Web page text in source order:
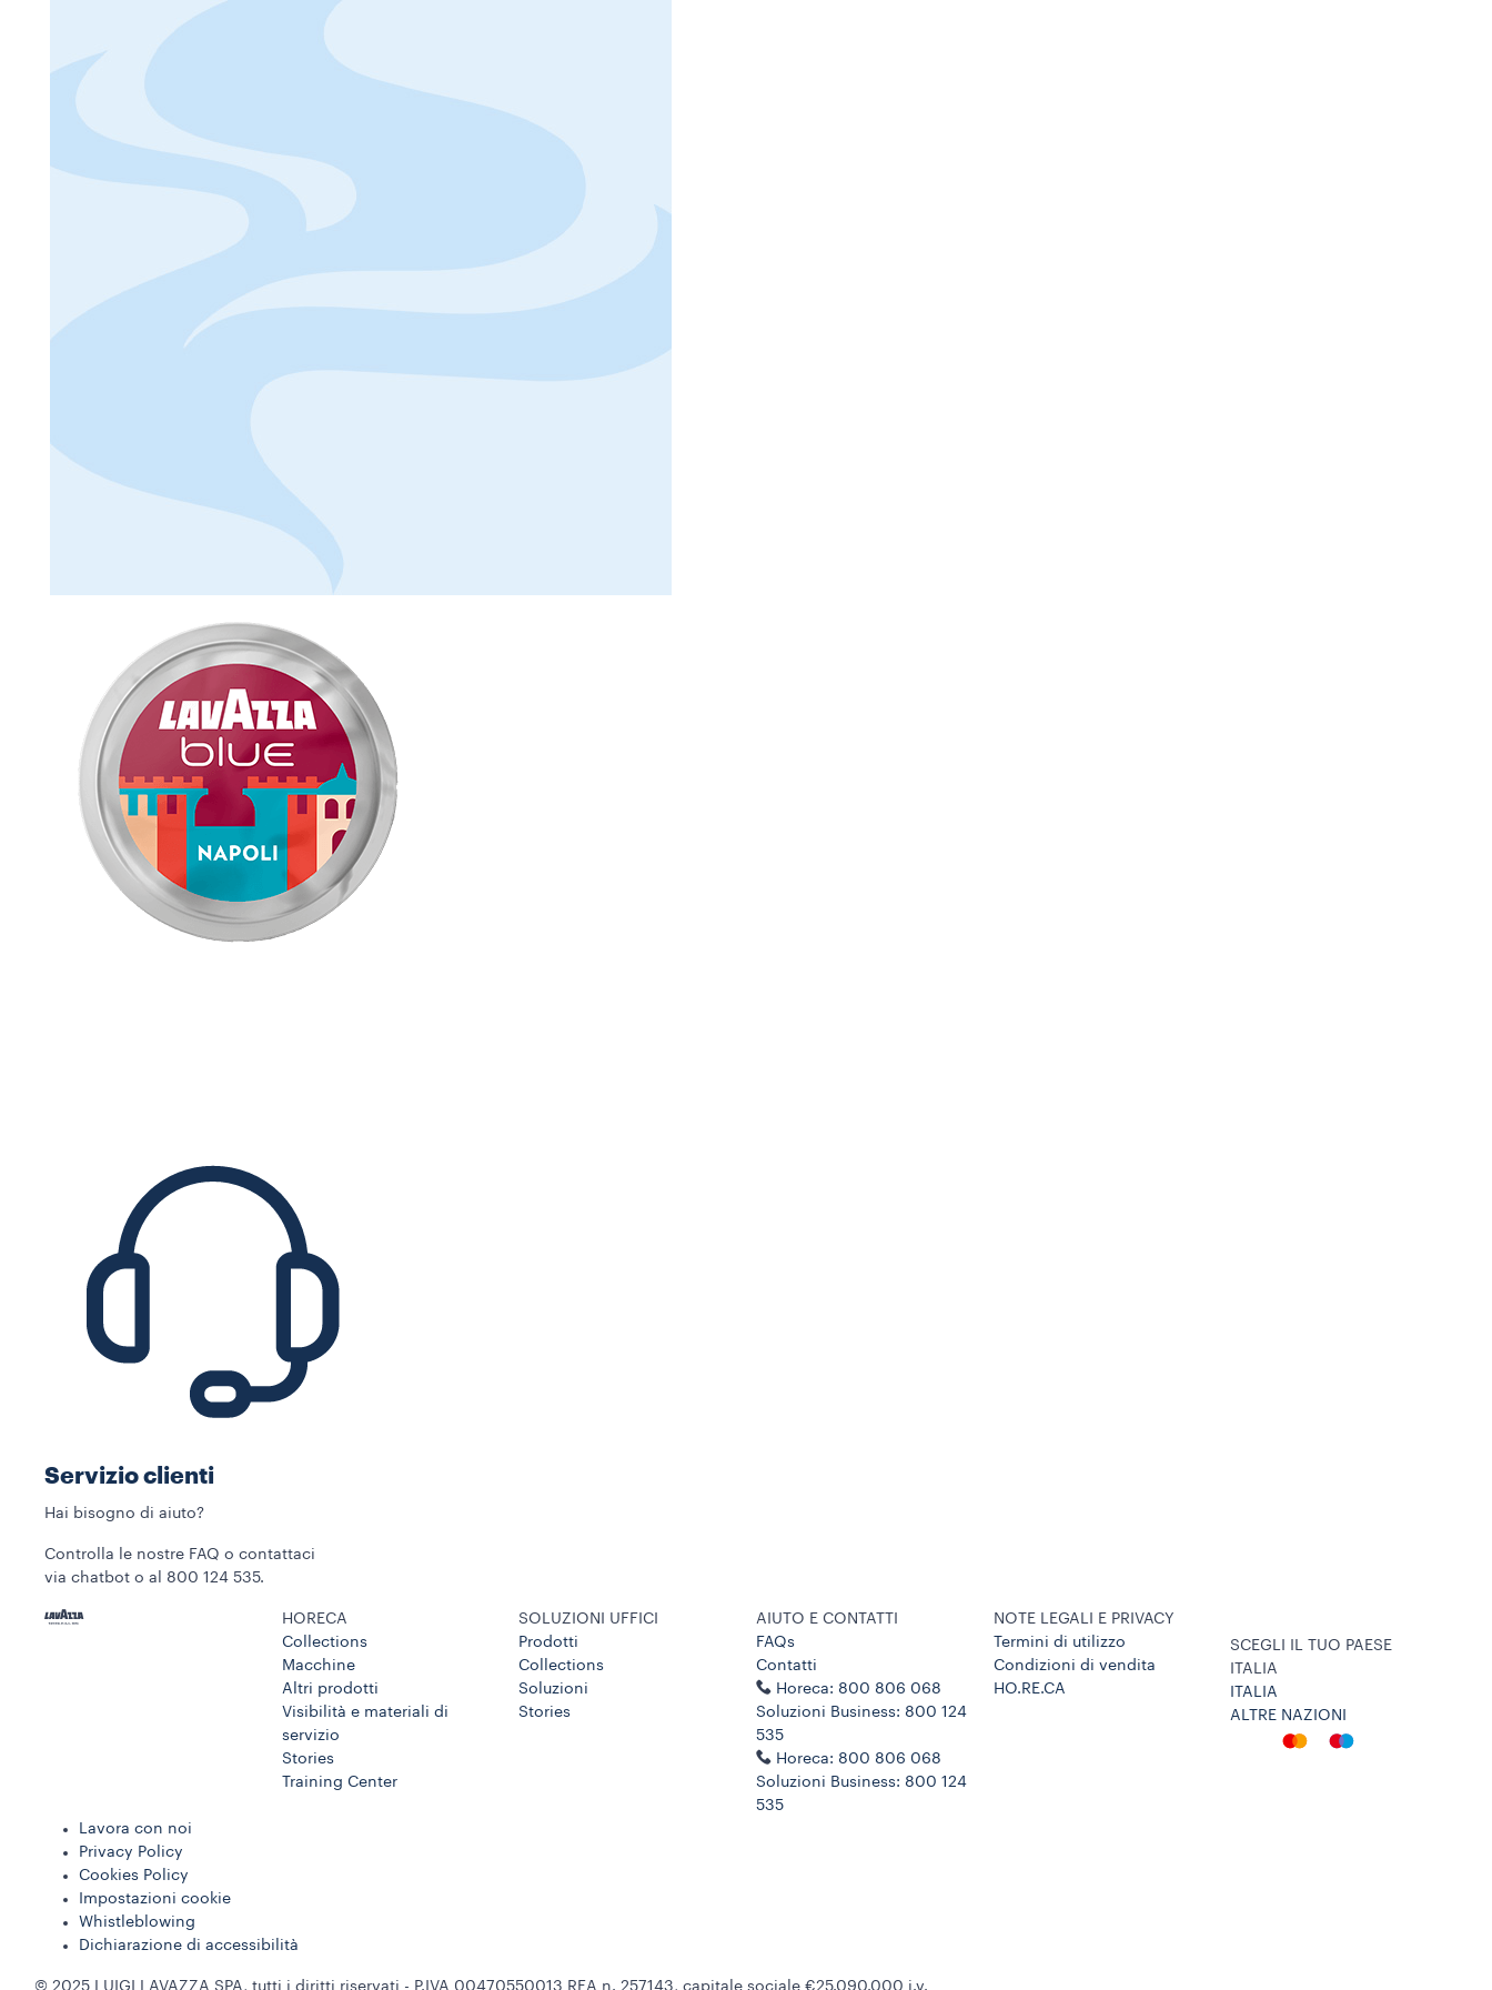
Servizio clienti
Hai bisogno di aiuto?
Controlla le nostre FAQ o contattaci
via chatbot o al 800 124 535.
HORECA
Collections
Macchine
Altri prodotti
Visibilità e materiali di
servizio
Stories
Training Center
SOLUZIONI UFFICI
Prodotti
Collections
Soluzioni
Stories
AIUTO E CONTATTI
FAQs
Contatti
Horeca: 800 806 068
Soluzioni Business: 800 124
535
Horeca: 800 806 068
Soluzioni Business: 800 124
535
NOTE LEGALI E PRIVACY
Termini di utilizzo
Condizioni di vendita
HO.RE.CA
SCEGLI IL TUO PAESE
ITALIA
ITALIA
ALTRE NAZIONI
Lavora con noi
Privacy Policy
Cookies Policy
Impostazioni cookie
Whistleblowing
Dichiarazione di accessibilità